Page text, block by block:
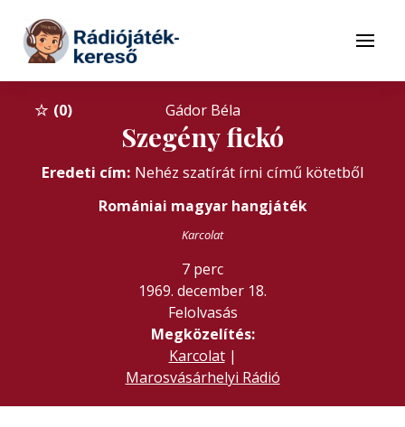
Tovább a tartalomhoz
Menü
0 Gádor Béla
Szegény fickó
Eredeti cím: Nehéz szatírát írni című kötetből
Romániai magyar hangjáték
Karcolat
7 perc
1969. december 18.
Felolvasás
Megközelítés:
Karcolat|
Marosvásárhelyi Rádió